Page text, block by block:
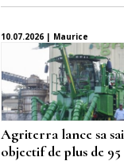
10.07.2026 | Maurice
Agriterra lance sa
objectif de plus de 95